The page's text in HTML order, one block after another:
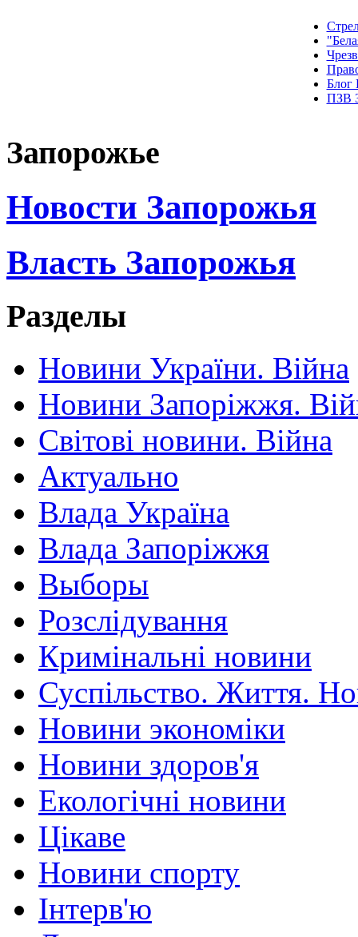
Блог
ПЗВ
Запорожье
Новости Запорожья
Власть Запорожья
Разделы
Новини України. Війна
Новини Запоріжжя.
Світові новини. Війна
Актуально
Влада Україна
Влада Запоріжжя
Выборы
Розслідування
Кримінальні новини
Суспільство. Життя.
Новини экономіки
Новини здоров'я
Екологічні новини
Цікаве
Новини спорту
Інтерв'ю